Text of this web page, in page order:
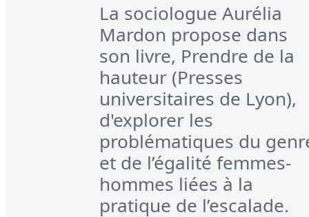
La sociologue Aurélia
Mardon propose dans
son livre, Prendre de la
hauteur (Presses
universitaires de Lyon),
d'explorer les
problématiques du
et de l’égalité femmes-
hommes liées à la
pratique de l’escalade.